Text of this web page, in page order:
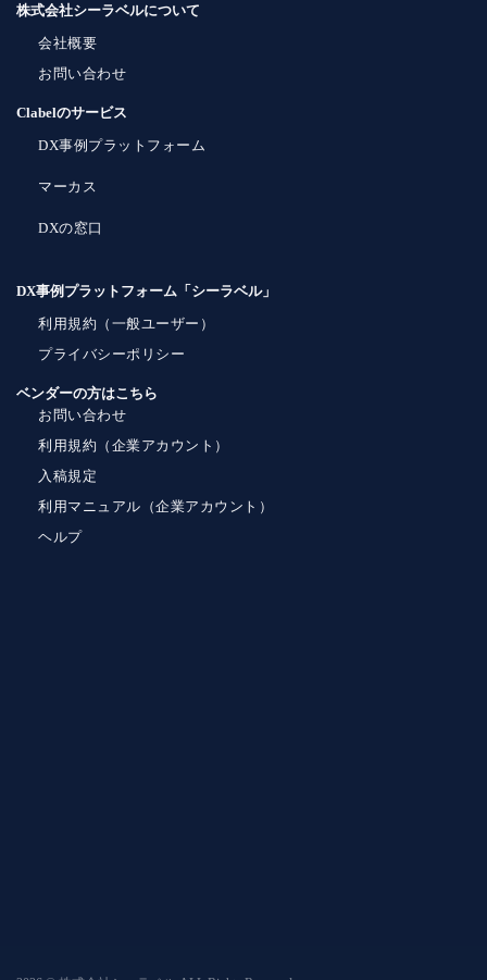
株式会社シーラベルについて
会社概要
お問い合わせ
Clabelのサービス
DX事例プラットフォーム
マーカス
DXの窓口
DX事例プラットフォーム「シーラベル」
利用規約（一般ユーザー）
プライバシーポリシー
ベンダーの方はこちら
お問い合わせ
利用規約（企業アカウント）
入稿規定
利用マニュアル（企業アカウント）
ヘルプ